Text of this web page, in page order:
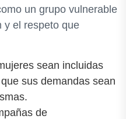
un grupo vulnerable
y el respeto que
sean incluidas
sus demandas sean
de